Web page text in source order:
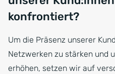
konfrontiert?
Um die Präsenz unserer
Netzwerken zu stärken und
erhöhen, setzen wir auf